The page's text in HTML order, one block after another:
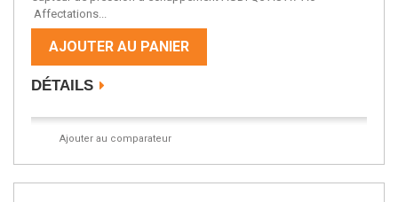
Affectations...
AJOUTER AU PANIER
DÉTAILS
Ajouter au comparateur